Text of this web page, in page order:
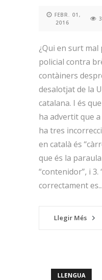
FEBR. 01,
2016
¿Qui en surt mal
policial contra
contàiners
desalotjat de la
catalana. I és
ha advertit que
ha tres
en català és
que és la
“contenidor”, i 3.
correctament es...
Llegir Més
LLENGUA